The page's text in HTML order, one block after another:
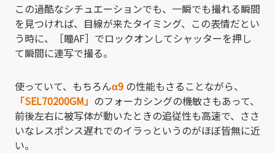
この過酷なシチュエーションでも、一瞬でも撮れる瞬間
を見つければ、目線が来たタイミング、この表情だとい
う時に、［瞳AF］でロックオンしてシャッターを押し
て瞬間に連写で撮る。
使っていて、もちろんα9 の性能もさることながら、
「SEL70200GM」 のフォーカシングの機敏さもあって、
前後左右に被写体が動いたときの追従性も高速で、ささ
いなレスポンス遅れでのイラっというのがほぼ皆無に近
い。